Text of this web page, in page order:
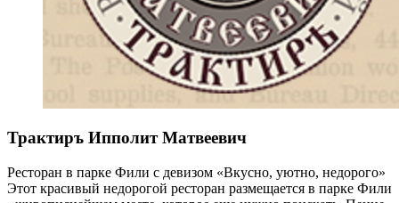
Трактиръ Ипполит Матвеевич
Ресторан в парке Фили с девизом «Вкусно, уютно, недорого»
Этот красивый недорогой ресторан размещается в парке Фили